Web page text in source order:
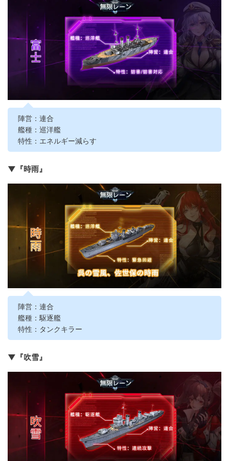
陣営：連合
艦種：巡洋艦
特性：エネルギー減らす
▼『時雨』
陣営：連合
艦種：駆逐艦
特性：タンクキラー
▼『吹雪』